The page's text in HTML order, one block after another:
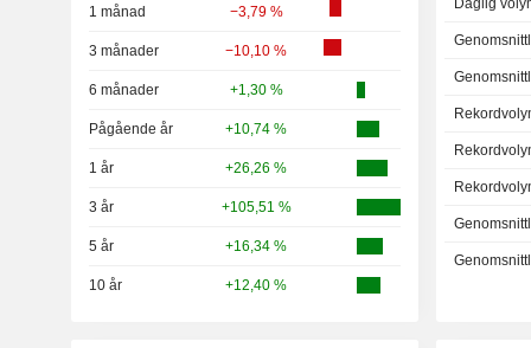
1 månad −3,79 %
3 månader −10,10 %
6 månader +1,30 %
Pågående år +10,74 %
1 år +26,26 %
3 år +105,51 %
5 år +16,34 %
10 år +12,40 %
Daglig